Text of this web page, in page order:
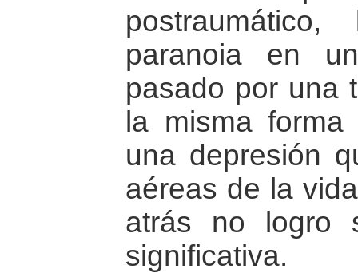
paranoia en
pasado por una
la misma
una depresión
aéreas de la
atrás no logro
significativa.